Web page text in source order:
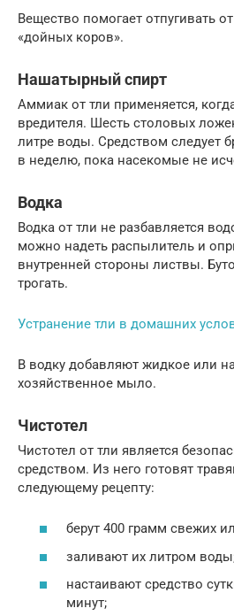
Вещество помогает отпугивать
«дойных коров».
Нашатырный спирт
Аммиак от тли применяется,
вредителя. Шесть столовых
литре воды. Средством следует
в неделю, пока насекомые не
Водка
Водка от тли не разбавляется
можно надеть распылитель и
внутренней стороны листвы.
трогать.
Устранение тли в домашних
В водку добавляют жидкое или
хозяйственное мыло.
Чистотел
Чистотел от тли является
средством. Из него готовят
следующему рецепту:
берут 400 грамм свежих
заливают их литром
настаивают средство
минут;